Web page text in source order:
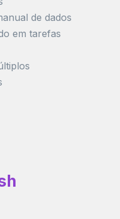
de dados
em tarefas